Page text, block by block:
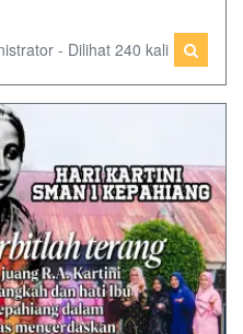
- Dilihat 240 kali